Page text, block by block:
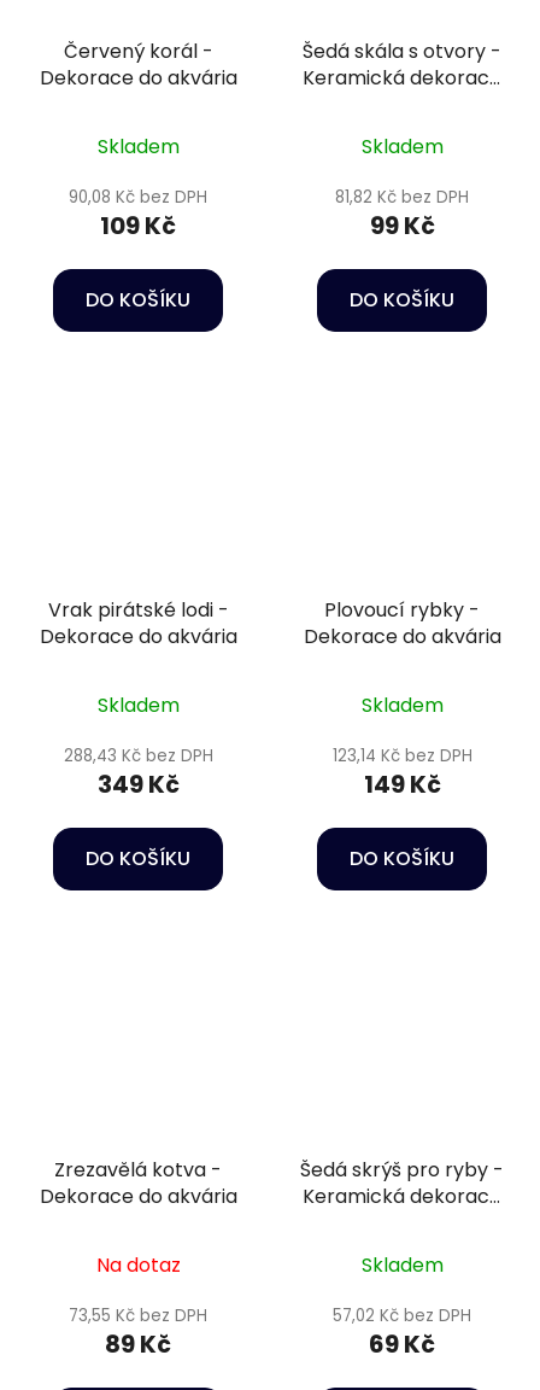
Červený korál -
Dekorace do akvária
Skladem
90,08 Kč bez DPH
109 Kč
DO KOŠÍKU
Šedá skála s otvory -
Keramická dekorace
Skladem
81,82 Kč bez DPH
99 Kč
DO KOŠÍKU
Vrak pirátské lodi -
Dekorace do akvária
Skladem
288,43 Kč bez DPH
349 Kč
DO KOŠÍKU
Plovoucí rybky -
Dekorace do akvária
Skladem
123,14 Kč bez DPH
149 Kč
DO KOŠÍKU
Zrezavělá kotva -
Dekorace do akvária
Na dotaz
73,55 Kč bez DPH
89 Kč
Šedá skrýš pro ryby -
Keramická dekorace
Skladem
57,02 Kč bez DPH
69 Kč